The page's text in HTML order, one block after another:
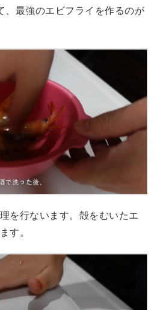
、最強のエビフライを作るのが
を行ないます。殻をむいたエ
す。